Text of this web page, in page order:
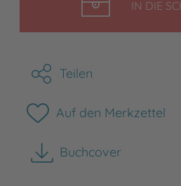
IN DIE
Teilen
Auf den Merkzettel
Buchcover
herunterladen